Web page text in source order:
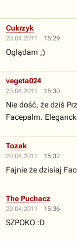
20.04.2011 15:29
Cukrzyk
Oglądam ;)
20.04.2011 15:30
vegeta024
Nie dość, że dziś
Facepalm.
20.04.2011 15:32
Tozak
Fajnie że dzisiaj
20.04.2011 15:36
The Puchacz
SZPOKO :D